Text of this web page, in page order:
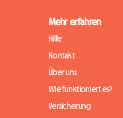
Mehr erfahren
Hilfe
Kontakt
Über uns
Wie funktioniert es?
Versicherung